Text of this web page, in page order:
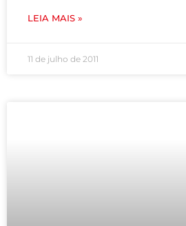
LEIA MAIS »
11 de julho de 2011